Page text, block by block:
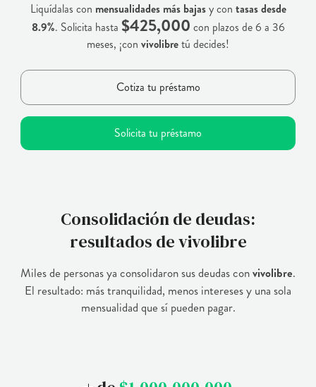
Liquídalas con mensualidades más bajasy con tasas desde
8.9%. Solicita hasta $425,000 con plazos de 6 a 36
meses, ¡con vivolibretú decides!
Cotiza tu préstamo
Solicita tu préstamo
Consolidación de deudas:
resultados de vivolibre
Miles de personas ya consolidaron sus deudas convivolibre.
El resultado: más tranquilidad, menos intereses y una sola
mensualidad que sí pueden pagar.